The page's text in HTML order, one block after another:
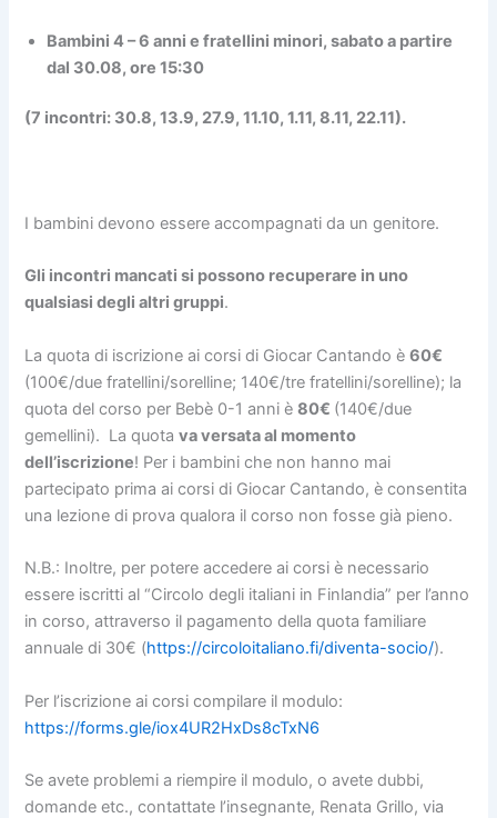
Bambini 4 – 6 anni e fratellini minori,sabatoa partire
dal 30.08, ore 15:30
(7 incontri: 30.8, 13.9, 27.9, 11.10, 1.11, 8.11, 22.11).
I bambini devono essere accompagnati da un genitore.
Gli incontri mancati si possono recuperare in uno
qualsiasi degli altri gruppi.
La quota di iscrizione ai corsi di Giocar Cantando è60€
(100€/due fratellini/sorelline; 140€/tre fratellini/sorelline); la
quota del corso per Bebè 0-1 anni è80€ (140€/due
gemellini). La quotava versata al momento
dell’iscrizione! Per i bambini che non hanno mai
partecipato prima ai corsi di Giocar Cantando, è consentita
una lezione di prova qualora il corso non fosse già pieno.
N.B.: Inoltre, per potere accedere ai corsi è necessario
essere iscritti al “Circolo degli italiani in Finlandia” per l’anno
in corso, attraverso il pagamento della quota familiare
annuale di 30€ (https://circoloitaliano.fi/diventa-socio/).
Per l’iscrizione ai corsi compilare il modulo:
https://forms.gle/iox4UR2HxDs8cTxN6
Se avete problemi a riempire il modulo, o avete dubbi,
domande etc., contattate l’insegnante, Renata Grillo, via